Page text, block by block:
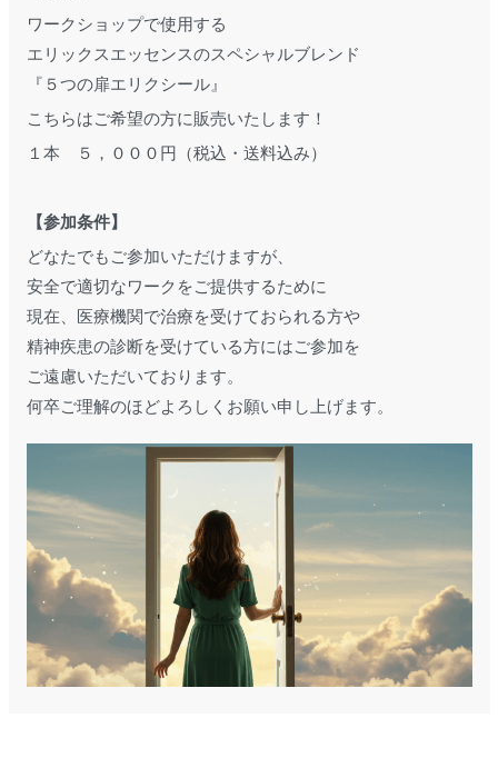
ワークショップで使用する
エリックスエッセンスのスペシャルブレンド
『５つの扉エリクシール』
こちらはご希望の方に販売いたします！
１本 ５，０００円（税込・送料込み）
【参加条件】
どなたでもご参加いただけますが、
安全で適切なワークをご提供するために
現在、医療機関で治療を受けておられる方や
精神疾患の診断を受けている方にはご参加を
ご遠慮いただいております。
何卒ご理解のほどよろしくお願い申し上げます。